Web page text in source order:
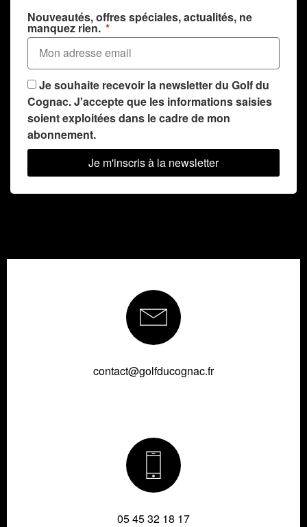
Nouveautés, offres spéciales, actualités, ne
manquez rien.
Je souhaite recevoir la newsletter du Golf du
Cognac. J'accepte que les informations saisies
soient exploitées dans le cadre de mon
abonnement.
Je m'inscris à la newsletter
contact@golfducognac.fr
05 45 32 18 17